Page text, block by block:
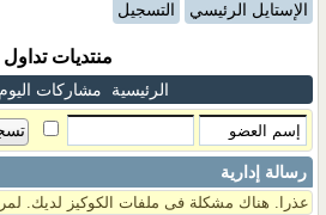
الإستايل الرئيسي التسجيل
منتديات تداول
الرئيسية مشاركات اليوم
رسالة إدارية
عذرا. هناك مشكلة فى ملفات الكوكيز لديك.